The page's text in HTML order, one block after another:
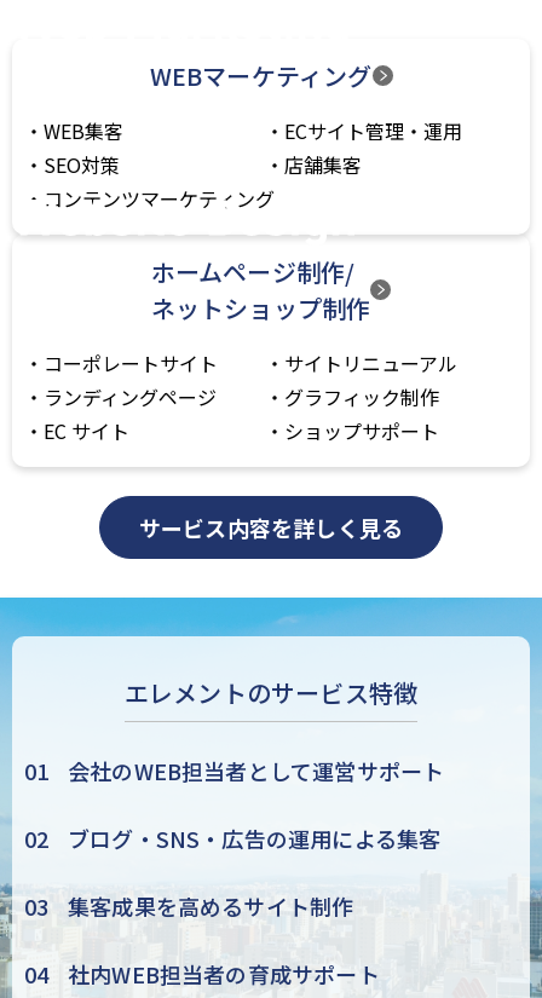
WEBマーケティング
WEB集客
ECサイト管理・運用
SEO対策
店舗集客
コンテンツマーケティング
ホームページ制作/
ネットショップ制作
コーポレートサイト
サイトリニューアル
ランディングページ
グラフィック制作
EC サイト
ショップサポート
サービス内容を詳しく見る
エレメントのサービス特徴
会社のWEB担当者として運営サポート
ブログ・SNS・広告の運用による集客
集客成果を高めるサイト制作
社内WEB担当者の育成サポート